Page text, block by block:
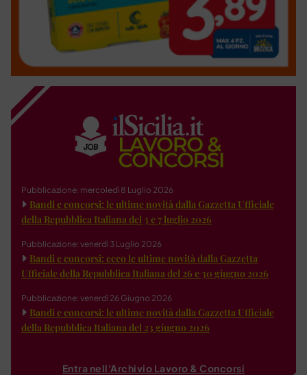
Pubblicazione: mercoledì 8 Luglio 2026
Bandi e concorsi: le ultime novità dalla Gazzetta Ufficiale
della Repubblica Italiana del 3 e 7 luglio 2026
Pubblicazione: venerdì 3 Luglio 2026
Bandi e concorsi: ecco le ultime novità dalla Gazzetta
Ufficiale della Repubblica Italiana del 26 e 30 giugno 2026
Pubblicazione: venerdì 26 Giugno 2026
Bandi e concorsi: le ultime novità dalla Gazzetta Ufficiale
della Repubblica Italiana del 23 giugno 2026
Entra nell'Archivio Lavoro & Concorsi